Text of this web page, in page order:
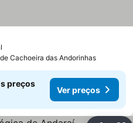
Cachoeira das Andorinhas
preços
Ver preços